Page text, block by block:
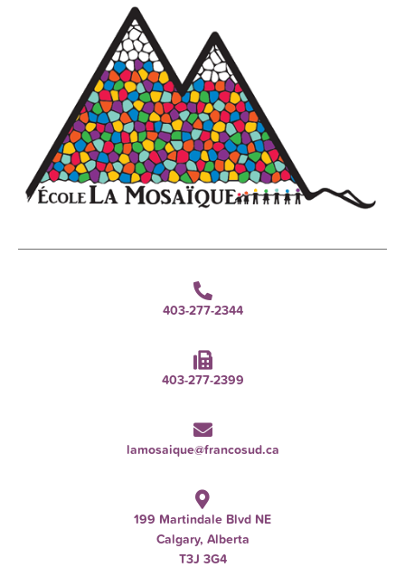
403-277-2344
403-277-2399
lamosaique@francosud.ca
199 Martindale Blvd NE
Calgary, Alberta
T3J 3G4